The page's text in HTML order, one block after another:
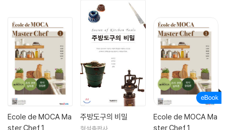
- 현) 한국호텔관관경영학회부회장/대한약선협회이사
Ecole de MOCA Ma
ster Chef 1
주방도구의 비밀
Ecole de MOCA Ma
ster Chef 1